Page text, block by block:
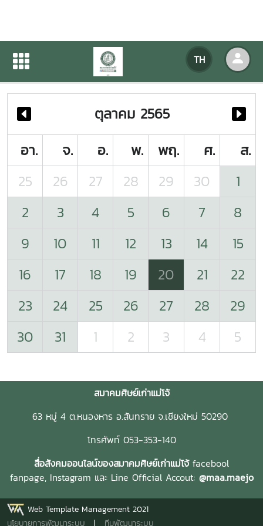
TH
ปฏิทินกิจกรรมของหน่วยงาน
ปฏิทินกิจกรรมของหน่วยงาน
ตุลาคม 2565
อา.
จ. อ. พ. พฤ. ศ.
ส.
25
26 27 28 29 30
1
2
3 4 5 6 7
8
9
10 11 12 13 14
15
16
17 18 19 20 21
22
23
24 25 26 27 28
29
30
31 1 2 3 4 5
สมาคมศิษย์เก่าแม่โจ้
63 หมู่ 4 ต.หนองหาร อ.สันทราย จ.เชียงใหม่ 50290
โทรศัพท์ 053-353-140
สื่อสังคมออนไลน์ของสมาคมศิษย์เก่าแม่โจ้ facebool
fanpage,Instagram และ Line Official Accout: @maa.maejo
Web Template Management 2021
นโยบายการพัฒนาระบบ | ทีมพัฒนาระบบ